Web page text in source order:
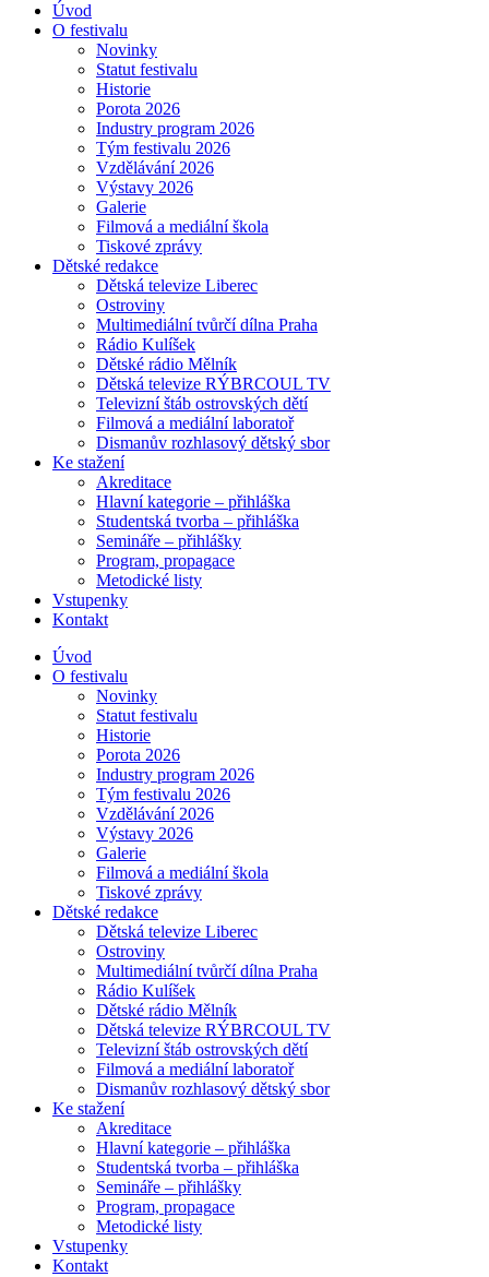
Úvod
O festivalu
Novinky
Statut festivalu
Historie
Porota 2026
Industry program 2026
Tým festivalu 2026
Vzdělávání 2026
Výstavy 2026
Galerie
Filmová a mediální škola
Tiskové zprávy
Dětské redakce
Dětská televize Liberec
Ostroviny
Multimediální tvůrčí dílna Praha
Rádio Kulíšek
Dětské rádio Mělník
Dětská televize RÝBRCOUL TV
Televizní štáb ostrovských dětí
Filmová a mediální laboratoř
Dismanův rozhlasový dětský sbor
Ke stažení
Akreditace
Hlavní kategorie – přihláška
Studentská tvorba – přihláška
Semináře – přihlášky
Program, propagace
Metodické listy
Vstupenky
Kontakt
Úvod
O festivalu
Novinky
Statut festivalu
Historie
Porota 2026
Industry program 2026
Tým festivalu 2026
Vzdělávání 2026
Výstavy 2026
Galerie
Filmová a mediální škola
Tiskové zprávy
Dětské redakce
Dětská televize Liberec
Ostroviny
Multimediální tvůrčí dílna Praha
Rádio Kulíšek
Dětské rádio Mělník
Dětská televize RÝBRCOUL TV
Televizní štáb ostrovských dětí
Filmová a mediální laboratoř
Dismanův rozhlasový dětský sbor
Ke stažení
Akreditace
Hlavní kategorie – přihláška
Studentská tvorba – přihláška
Semináře – přihlášky
Program, propagace
Metodické listy
Vstupenky
Kontakt